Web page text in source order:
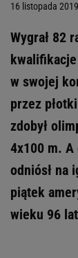
16 listopada
Wygrał 82
w swojej
przez
zdobył
4x100 m.
odniósł na
piątek
wieku 96